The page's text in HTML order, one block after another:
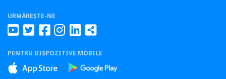
URMĂREȘTE-NE
PENTRU DISPOZITIVE MOBILE